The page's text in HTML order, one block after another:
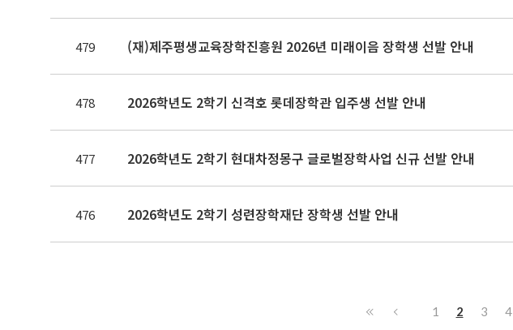
479 (재)제주평생교육장학진흥원 2026년 미래이음 장학생 선발 안내
478 2026학년도 2학기 신격호 롯데장학관 입주생 선발 안내
477 2026학년도 2학기 현대차정몽구 글로벌장학사업 신규 선발 안내
476 2026학년도 2학기 성련장학재단 장학생 선발 안내
1 2 3 4